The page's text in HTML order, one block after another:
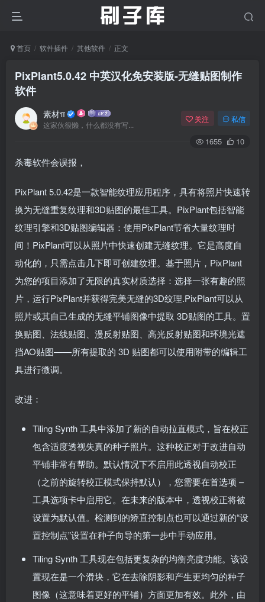
首页 软件插件 其他软件 正文
PixPlant5.0.42 中英汉化免安装版-无缝贴图制作
软件
素材π
这家伙很懒，什么都没有写...
关注 私信
1655 10
杀毒软件会误报，
PixPlant 5.0.42是一款智能纹理应用程序，具有将照片快速转
换为无缝重复纹理和3D贴图的最佳工具。PixPlant包括智能
纹理引擎和3D贴图编辑器：使用PixPlant节省大量纹理时
间！PixPlant可以从照片中快速创建无缝纹理。它是高度自
动化的，只需点击几下即可创建纹理。基于照片，PixPlant
为您的项目添加了无限的真实材质选择：选择一张有趣的照
片，运行PixPlant并获得完美无缝的3D纹理.PixPlant可以从
照片或其自己生成的无缝平铺图像中提取 3D贴图的工具。置
换贴图、法线贴图、漫反射贴图、高光反射贴图和环境光遮
挡AO贴图——所有提取的 3D 贴图都可以使用附带的编辑工
具进行微调。
改进：
Tiling Synth 工具中添加了新的自动拉直模式，旨在校正
包含适度透视失真的种子照片。这种校正对于改进自动
平铺非常有帮助。默认情况下不启用此透视自动校正
（之前的旋转校正模式保持默认），您需要在首选项 –
工具选项卡中启用它。在未来的版本中，透视校正将被
设置为默认值。检测到的矫直控制点也可以通过新的“设
置控制点”设置在种子向导的第一步中手动应用。
Tiling Synth 工具现在包括更复杂的均衡亮度功能。该设
置现在是一个滑块，它在去除阴影和产生更均匀的种子
图像（这意味着更好的平铺）方面更加有效。此外，由